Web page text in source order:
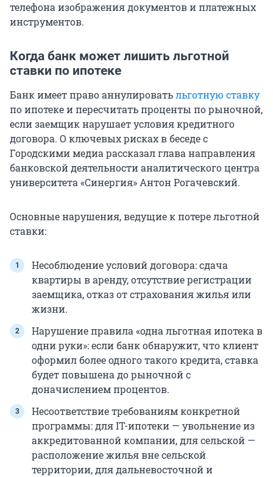
телефона изображения документов и платежных
инструментов.
Когда банк может лишить льготной
ставки по ипотеке
Банк имеет право аннулироватьльготную ставку
по ипотеке и пересчитать проценты по рыночной,
если заемщик нарушает условия кредитного
договора. О ключевых рисках в беседе с
Городскими медиа рассказал глава направления
банковской деятельности аналитического центра
университета «Синергия» Антон Рогачевский.
Основные нарушения, ведущие к потере льготной
ставки:
Несоблюдение условий договора: сдача
квартиры в аренду, отсутствие регистрации
заемщика, отказ от страхования жилья или
жизни.
Нарушение правила «одна льготная ипотека в
одни руки»: если банк обнаружит, что клиент
оформил более одного такого кредита, ставка
будет повышена до рыночной с
доначислением процентов.
Несоответствие требованиям конкретной
программы: для IT-ипотеки — увольнение из
аккредитованной компании, для сельской —
расположение жилья вне сельской
территории, для дальневосточной и